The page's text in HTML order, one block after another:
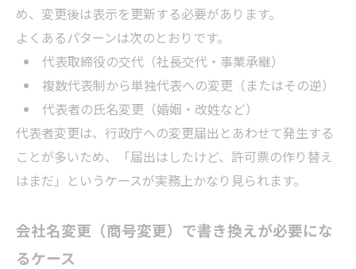
め、変更後は表示を更新する必要があります。
よくあるパターンは次のとおりです。
代表取締役の交代（社長交代・事業承継）
複数代表制から単独代表への変更（またはその逆）
代表者の氏名変更（婚姻・改姓など）
代表者変更は、行政庁への変更届出とあわせて発生する
ことが多いため、「届出はしたけど、許可票の作り替え
はまだ」というケースが実務上かなり見られます。
会社名変更（商号変更）で書き換えが必要にな
るケース